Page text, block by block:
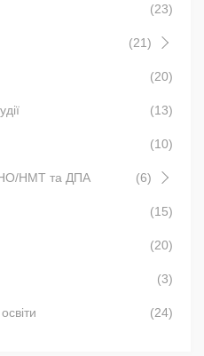
(23)
(21)
(20)
(13)
(10)
НМТ та ДПА (6)
(15)
(20)
(3)
(24)